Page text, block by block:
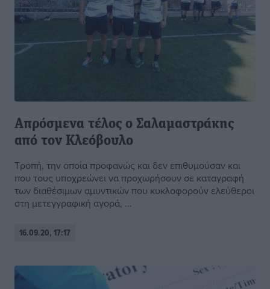
Απρόσμενα τέλος ο Σαλαμαστράκης
από τον Κλεόβουλο
Τροπή, την οποία προφανώς και δεν επιθυμούσαν και
που τους υποχρεώνει να προχωρήσουν σε καταγραφή
των διαθέσιμων αμυντικών που κυκλοφορούν ελεύθεροι
στη μετεγγραφική αγορά, ...
16.09.20, 17:17